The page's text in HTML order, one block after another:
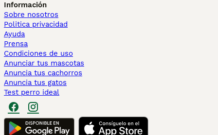
Información
Sobre nosotros
Politica privacidad
Ayuda
Prensa
Condiciones de uso
Anunciar tus mascotas
Anuncia tus cachorros
Anuncia tus gatos
Test perro ideal